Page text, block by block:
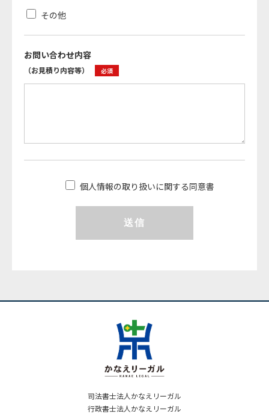
その他
お問い合わせ内容
（お見積り内容等） 必須
個人情報の取り扱いに関する同意書
司法書士法人かなえリーガル
行政書士法人かなえリーガル